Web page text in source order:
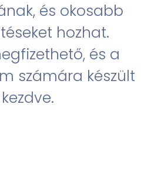
és okosabb
hozhat.
és a
számára készült